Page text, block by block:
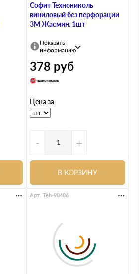
Софит Технониколь
виниловый без перфорации
3М Жасмин. 1шт
Показать
информацию
378 руб
Цена за
- +
В КОРЗИНУ
Арт. Teh-98486